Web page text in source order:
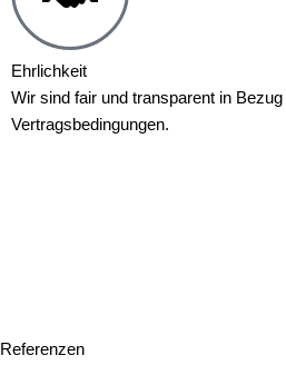
Ehrlichkeit
Wir sind fair und transparent in
Vertragsbedingungen.
Referenzen